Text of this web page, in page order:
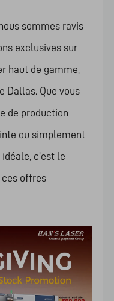
sommes ravis
exclusives sur
haut de gamme,
Dallas. Que vous
de production
ou simplement
c'est le
offres